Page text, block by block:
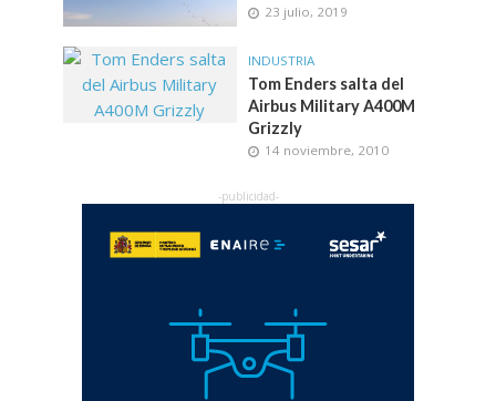
23 julio, 2019
INDUSTRIA
Tom Enders salta del
Airbus Military A400M
Grizzly
14 noviembre, 2010